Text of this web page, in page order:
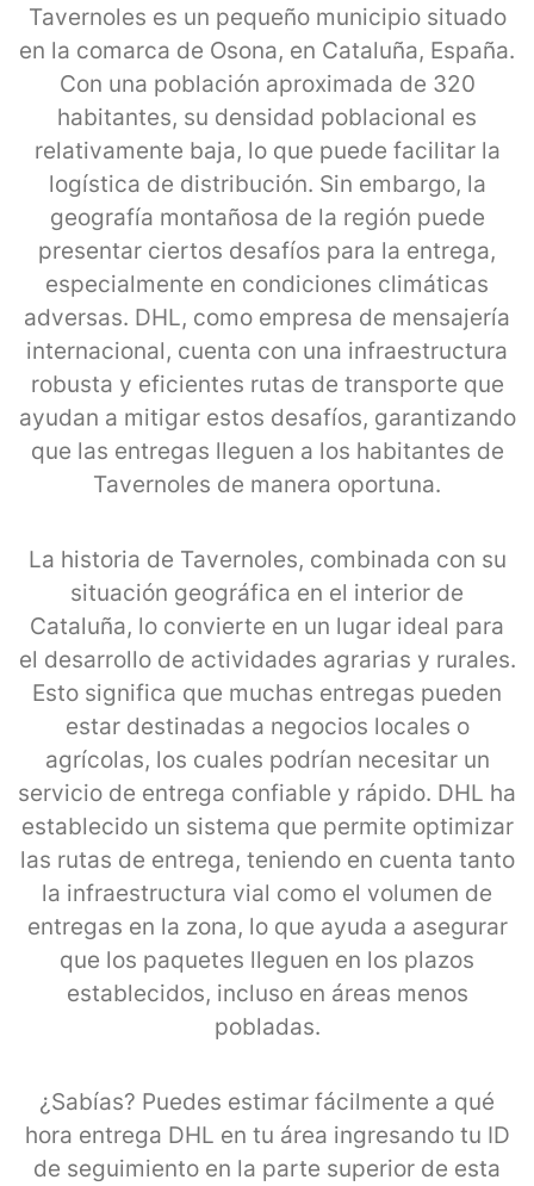
Tavernoles es un pequeño municipio situado
en la comarca de Osona, en Cataluña, España.
Con una población aproximada de 320
habitantes, su densidad poblacional es
relativamente baja, lo que puede facilitar la
logística de distribución. Sin embargo, la
geografía montañosa de la región puede
presentar ciertos desafíos para la entrega,
especialmente en condiciones climáticas
adversas. DHL, como empresa de mensajería
internacional, cuenta con una infraestructura
robusta y eficientes rutas de transporte que
ayudan a mitigar estos desafíos, garantizando
que las entregas lleguen a los habitantes de
Tavernoles de manera oportuna.
La historia de Tavernoles, combinada con su
situación geográfica en el interior de
Cataluña, lo convierte en un lugar ideal para
el desarrollo de actividades agrarias y rurales.
Esto significa que muchas entregas pueden
estar destinadas a negocios locales o
agrícolas, los cuales podrían necesitar un
servicio de entrega confiable y rápido. DHL ha
establecido un sistema que permite optimizar
las rutas de entrega, teniendo en cuenta tanto
la infraestructura vial como el volumen de
entregas en la zona, lo que ayuda a asegurar
que los paquetes lleguen en los plazos
establecidos, incluso en áreas menos
pobladas.
¿Sabías? Puedes estimar fácilmente a qué
hora entrega DHL en tu área ingresando tu ID
de seguimiento en la parte superior de esta